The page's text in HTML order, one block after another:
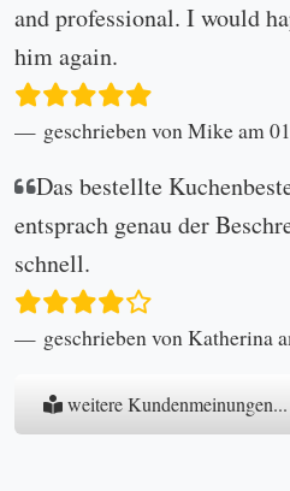
and professional. I would
him again.
geschrieben von Mike am
Das bestellte
entsprach genau der
schnell.
geschrieben von Katherina
weitere Kundenmeinungen...